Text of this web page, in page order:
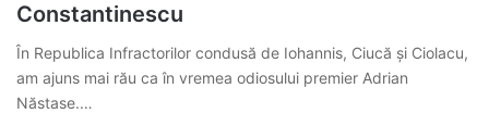
Constantinescu
În Republica Infractorilor condusă de Iohannis, Ciucă și Ciolacu,
am ajuns mai rău ca în vremea odiosului premier Adrian
Năstase.…